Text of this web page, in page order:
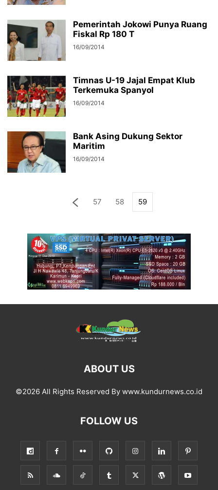
Pemerintah Jokowi Punya Ruang
Fiskal Rp 180 T
16/09/2014
Timnas U-19 Jajal Empat Klub
Terkemuka Spanyol
16/09/2014
Bank Asing Dukung Sektor
Maritim
16/09/2014
57 58 59
ABOUT US
©2026 All Rights Reserved By www.kundurnews.co.id
FOLLOW US